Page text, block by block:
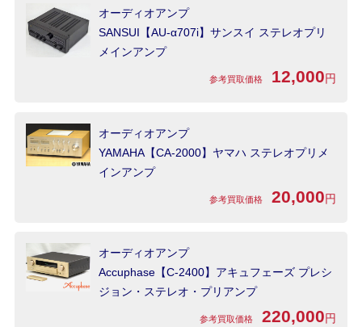
オーディオアンプ
SANSUI【AU-α707i】サンスイ ステレオプリ
メインアンプ
参考買取価格 12,000円
オーディオアンプ
YAMAHA【CA-2000】ヤマハ ステレオプリメ
インアンプ
参考買取価格 20,000円
オーディオアンプ
Accuphase【C-2400】アキュフェーズ プレシ
ジョン・ステレオ・プリアンプ
参考買取価格 220,000円